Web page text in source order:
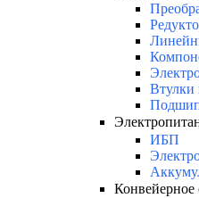
Втулки
ИБП
Конвейерное